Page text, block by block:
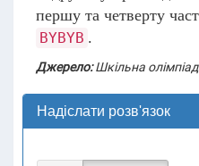
першу та четверту
BYBYB .
Джерело:Шкільна
Надіслати розв'язок